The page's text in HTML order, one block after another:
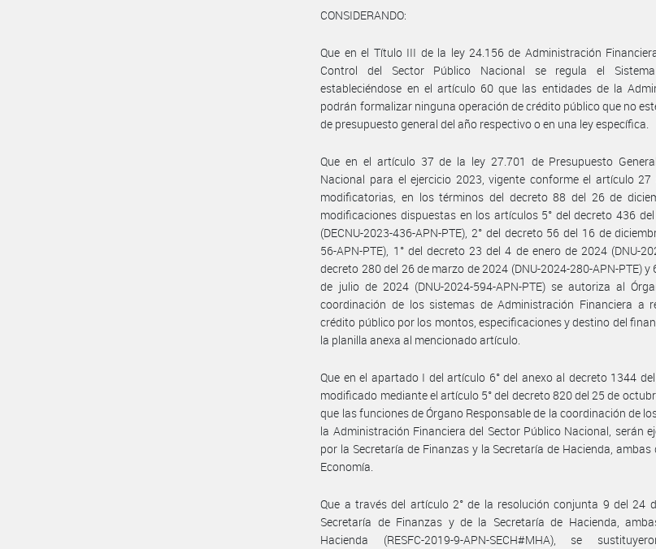
CONSIDERANDO:
Que en el Título III de la ley 24.156 de Administración
Control del Sector Público Nacional se regula el
estableciéndose en el artículo 60 que las entidades de la
podrán formalizar ninguna operación de crédito público que no
de presupuesto general del año respectivo o en una ley específica.
Que en el artículo 37 de la ley 27.701 de Presupuesto
Nacional para el ejercicio 2023, vigente conforme el artículo
modificatorias, en los términos del decreto 88 del 26 de
modificaciones dispuestas en los artículos 5° del decreto 436
(DECNU-2023-436-APN-PTE), 2° del decreto 56 del 16 de
56-APN-PTE), 1° del decreto 23 del 4 de enero de 2024 (DNU-
decreto 280 del 26 de marzo de 2024 (DNU-2024-280-APN-PTE) y
de julio de 2024 (DNU-2024-594-APN-PTE) se autoriza al
coordinación de los sistemas de Administración Financiera a
crédito público por los montos, especificaciones y destino del
la planilla anexa al mencionado artículo.
Que en el apartado I del artículo 6° del anexo al decreto 1344
modificado mediante el artículo 5° del decreto 820 del 25 de
que las funciones de Órgano Responsable de la coordinación de
la Administración Financiera del Sector Público Nacional, serán
por la Secretaría de Finanzas y la Secretaría de Hacienda,
Economía.
Que a través del artículo 2° de la resolución conjunta 9 del 24
Secretaría de Finanzas y de la Secretaría de Hacienda,
Hacienda (RESFC-2019-9-APN-SECH#MHA), se